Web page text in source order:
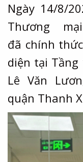
Ngày 14/8/
Thương
đã chính
diện tại Tầng
Lê Văn
quận Thanh